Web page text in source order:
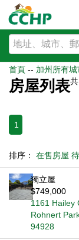
首頁 -- 加州所有
房屋列表共
1
排序： 在售房屋
獨立屋
$749,000
1161 Hailey
Rohnert
94928